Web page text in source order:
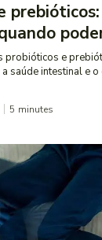
probióticos e
saúde intestinal e
5 minutes